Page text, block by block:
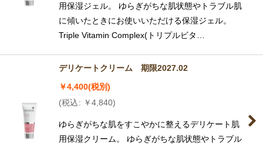
用保湿ジェル。 ゆらぎがちな肌状態やトラブル肌
に傾いたときにお使いいただける保湿ジェル。
Triple Vitamin Complex(トリプルビタ…
デリケートクリーム 期限2027.02
￥4,400(税別)
(税込: ￥4,840)
ゆらぎがちな肌をすこやかに整えるデリケート肌
用保湿クリーム。 ゆらぎがちな肌状態やトラブル